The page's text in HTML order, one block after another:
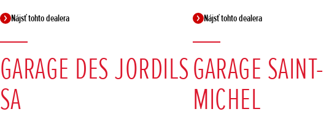
Nájsť tohto dealera Nájsť tohto dealera
GARAGE DES JORDILS
SA
GARAGE SAINT-
MICHEL